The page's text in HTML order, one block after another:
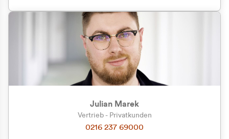
gehören Sie?
Privatkunde (inkl. MwSt.)
Geschäftskunde (exkl. MwSt.)
Julian Marek
Vertrieb - Privatkunden
0216 237 69000